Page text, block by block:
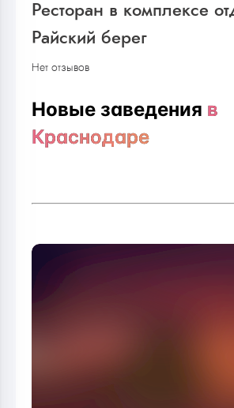
Ресторан в комплексе
Райский берег
Нет отзывов
Новые заведения в
Краснодаре